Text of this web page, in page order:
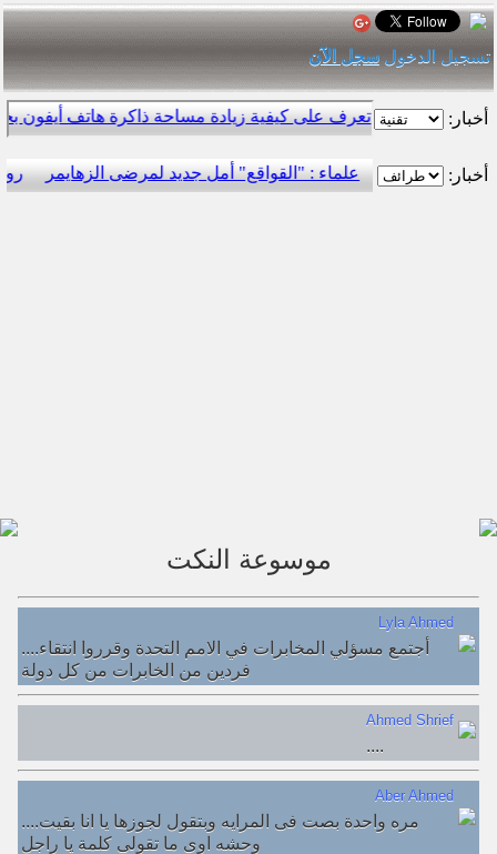
تسجيل الدخول سجل الآن
موسوعة النكت
Lyla Ahmed
....أجتمع مسؤلي المخابرات في الامم التحدة وقرروا انتقاء
فردين من الخابرات من كل دولة
Ahmed Shrief
....
Aber Ahmed
....مره واحدة بصت فى المرايه وبتقول لجوزها يا انا بقيت
وحشه اوى ما تقولى كلمة يا راجل